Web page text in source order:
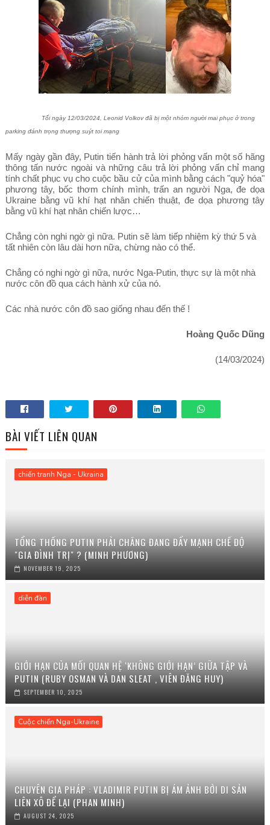
Tối ngày 12/03/2024, Leonid Volkov đã bị một nhóm người mai phục ở trong
parking đánh trọng thượng suýt toi mạng
Mấy ngày gần đây, Putin tiến hành trả lời phỏng vấn một số hãng
thông tấn nước ngoài và những câu trả lời phỏng vấn chỉ mang
tính chất phục vụ cho cuộc bầu cử của mình bằng cách "quỷ hóa"
phương tây, bốc thơm chính mình, trấn an người Nga, đe dọa
Ukraine bằng vũ khí hạt nhân chiến thuật, đe dọa phương tây
bằng vũ khí hạt nhân chiến lược…
Chẳng còn nghi ngờ gì nữa. Putin sẽ làm tiếp nhiệm kỳ thứ 5 và
tất nhiên còn lâu dài hơn nữa, chừng nào có thể.
Chẳng có nghi ngờ gì nữa, nước Nga-Putin, thực sự là một nhà
nước côn đồ qua cách hành xử của nó.
Các nhà nước côn đồ sao giống nhau đến thế !
Hoàng Quốc Dũng
(14/03/2024)
BÀI VIẾT LIÊN QUAN
chiến tranh Nga - Ukraina
TỔNG THỐNG PUTIN PHẢI CHĂNG ĐANG ĐẨY MẠNH CHẾ ĐỘ
"GIA ĐÌNH TRỊ" ? (MINH PHƯƠNG)
NOVEMBER 19, 2025
diễn đàn
GIỚI HẠN CỦA MỐI QUAN HỆ ‘KHÔNG GIỚI HẠN’ GIỮA TẬP VÀ
PUTIN (RUBY OSMAN VÀ DAN SLEAT , VIÊN ĐĂNG HUY)
SEPTEMBER 10, 2025
Cuộc chiến Nga-Ukraine
CHUYÊN GIA PHÁP : VLADIMIR PUTIN BỊ ÁM ẢNH BỞI DI SẢN
LIÊN XÔ ĐỂ LẠI (PHAN MINH)
AUGUST 24, 2025